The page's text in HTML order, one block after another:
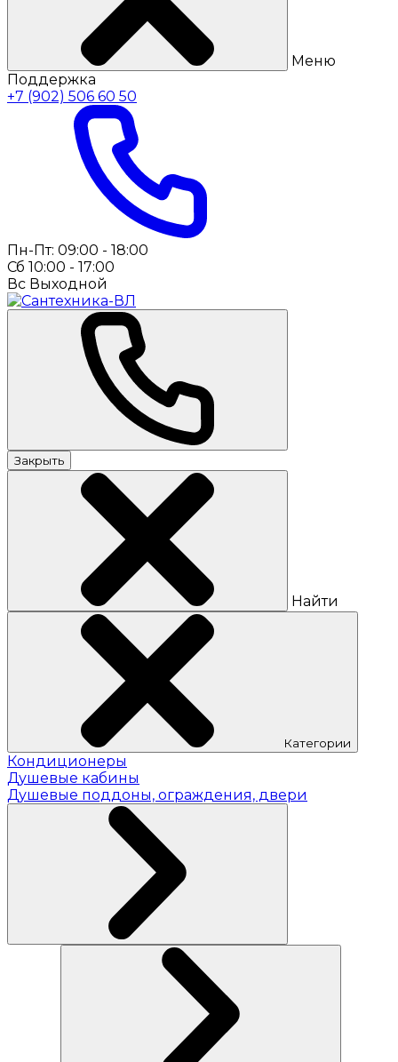
Меню
Поддержка
+7 (902) 506 60 50
Пн-Пт: 09:00 - 18:00
Сб 10:00 - 17:00
Вс Выходной
Закрыть
Найти
Категории
Кондиционеры
Душевые кабины
Душевые поддоны, ограждения, двери